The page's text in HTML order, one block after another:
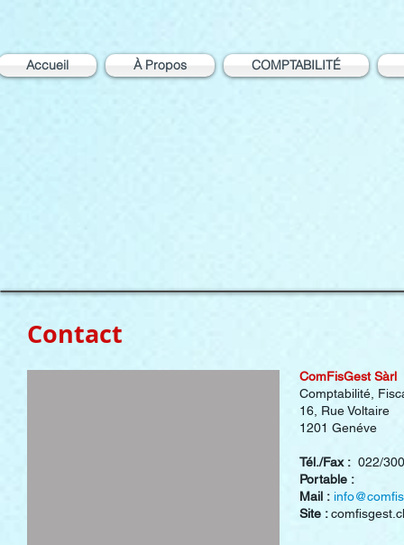
Accueil À Propos COMPTABILITÉ
Contact
ComFisGest Sàrl
Comptabilité,
16, Rue Voltaire
1201 Genéve
Tél./Fax : 022/
Portable :
Mail :
Site :